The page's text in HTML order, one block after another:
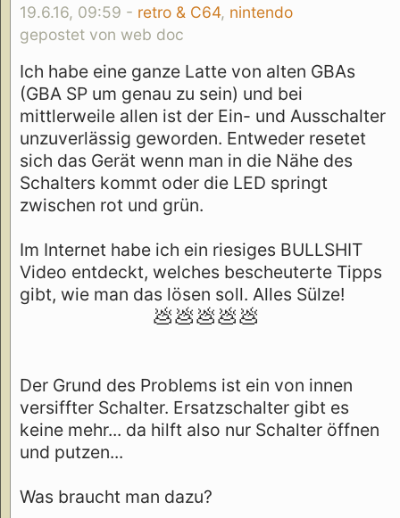
19.6.16, 09:59 - retro & C64, nintendo
gepostet von web doc
Ich habe eine ganze Latte von alten GBAs
(GBA SP um genau zu sein) und bei
mittlerweile allen ist der Ein- und Ausschalter
unzuverlässig geworden. Entweder resetet
sich das Gerät wenn man in die Nähe des
Schalters kommt oder die LED springt
zwischen rot und grün.
Im Internet habe ich ein riesiges BULLSHIT
Video entdeckt, welches bescheuterte Tipps
gibt, wie man das lösen soll. Alles Sülze!
💩💩💩💩💩
Der Grund des Problems ist ein von innen
versiffter Schalter. Ersatzschalter gibt es
keine mehr... da hilft also nur Schalter öffnen
und putzen...
Was braucht man dazu?